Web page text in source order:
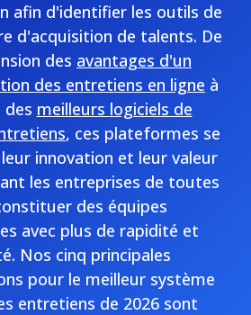
afin d'identifier les outils de
d'acquisition de talents. De
des avantages d'un
des entretiens en ligne à
meilleurs logiciels de
, ces plateformes se
innovation et leur valeur
les entreprises de toutes
des équipes
avec plus de rapidité et
Nos cinq principales
pour le meilleur système
entretiens de 2026 sont